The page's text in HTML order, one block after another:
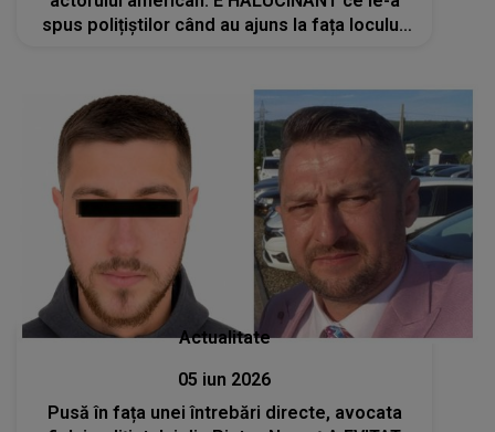
spus polițiștilor când au ajuns la fața locului:
Actualitate
05 iun 2026
Pusă în fața unei întrebări directe, avocata